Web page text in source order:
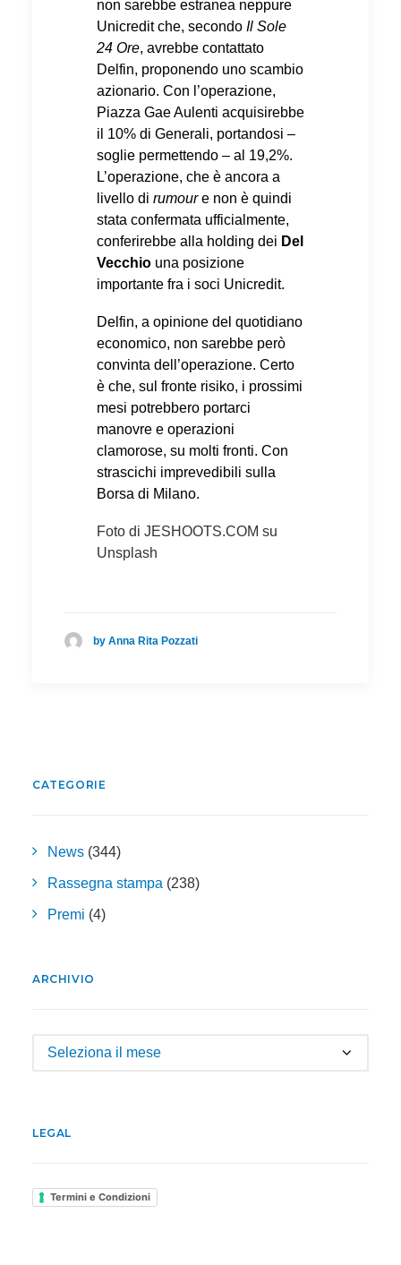
non sarebbe estranea neppure
Unicredit che, secondo Il Sole
24 Ore, avrebbe contattato
Delfin, proponendo uno scambio
azionario. Con l’operazione,
Piazza Gae Aulenti acquisirebbe
il 10% di Generali, portandosi –
soglie permettendo – al 19,2%.
L’operazione, che è ancora a
livello di rumoure non è quindi
stata confermata ufficialmente,
conferirebbe alla holding dei Del
Vecchio una posizione
importante fra i soci Unicredit.
Delfin, a opinione del quotidiano
economico, non sarebbe però
convinta dell’operazione. Certo
è che, sul fronte risiko, i prossimi
mesi potrebbero portarci
manovre e operazioni
clamorose, su molti fronti. Con
strascichi imprevedibili sulla
Borsa di Milano.
Foto di JESHOOTS.COM su
Unsplash
by Anna Rita Pozzati
CATEGORIE
News (344)
Rassegna stampa (238)
Premi (4)
ARCHIVIO
Archivio
LEGAL
Termini e Condizioni